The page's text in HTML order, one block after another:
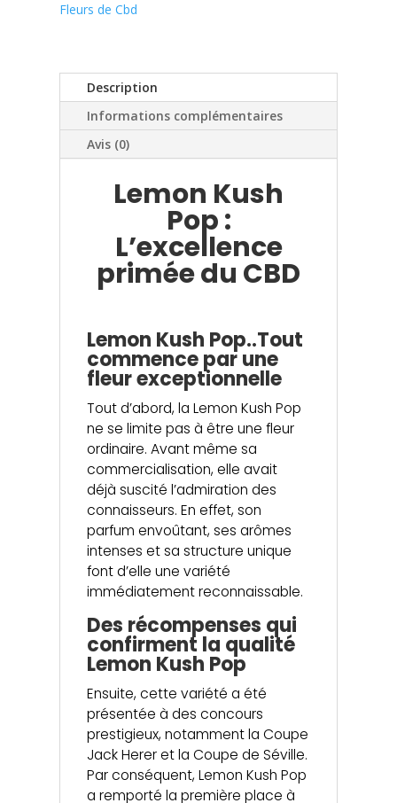
Fleurs de Cbd
Description
Informations complémentaires
Avis (0)
Lemon Kush
Pop :
L’excellence
primée du CBD
Lemon Kush Pop..Tout
commence par une
fleur exceptionnelle
Tout d’abord, la Lemon Kush Pop
ne se limite pas à être une fleur
ordinaire. Avant même sa
commercialisation, elle avait
déjà suscité l’admiration des
connaisseurs. En effet, son
parfum envoûtant, ses arômes
intenses et sa structure unique
font d’elle une variété
immédiatement reconnaissable.
Des récompenses qui
confirment la qualité
Lemon Kush Pop
Ensuite, cette variété a été
présentée à des concours
prestigieux, notamment la Coupe
Jack Herer et la Coupe de Séville.
Par conséquent, Lemon Kush Pop
a remporté la première place à